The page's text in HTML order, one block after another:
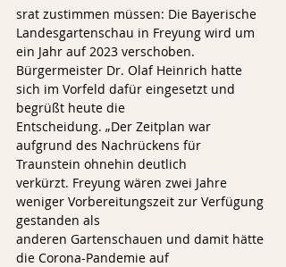
srat zustimmen müssen: Die Bayerische
Landesgartenschau in Freyung wird um
ein Jahr auf 2023 verschoben.
Bürgermeister Dr. Olaf Heinrich hatte
sich im Vorfeld dafür eingesetzt und
begrüßt heute die
Entscheidung. „Der Zeitplan war
aufgrund des Nachrückens für
Traunstein ohnehin deutlich
verkürzt. Freyung wären zwei Jahre
weniger Vorbereitungszeit zur Verfügung
gestanden als
anderen Gartenschauen und damit hätte
die Corona-Pandemie auf